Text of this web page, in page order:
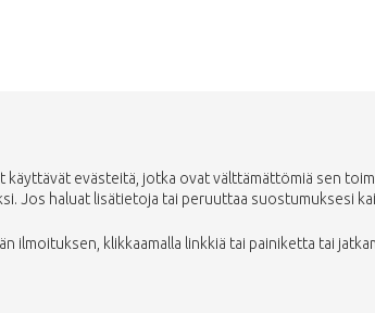
evästeitä, jotka ovat välttämättömiä sen
Jos haluat lisätietoja tai peruuttaa suostumuksesi
ilmoituksen, klikkaamalla linkkiä tai painiketta tai